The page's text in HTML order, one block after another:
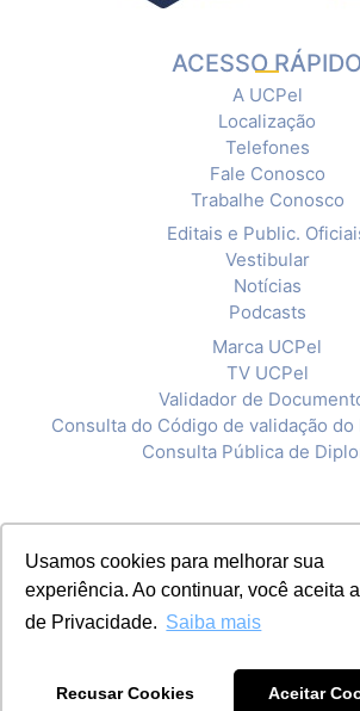
Usamos cookies para melhorar sua
experiência. Ao continuar, você aceita
de Privacidade. Saiba mais
Recusar Cookies Aceitar
ACESSO
A UCPel
Localização
Telefones
Fale Conosco
Trabalhe Conosco
Editais e Public.
Vestibular
Notícias
Podcasts
Marca UCPel
TV UCPel
Validador de
Consulta do Código de validação
Consulta Pública de
Privacidade
CNPJ: 92.238.914/0001-03 - ASSOCIAÇÃO PELOTENSE